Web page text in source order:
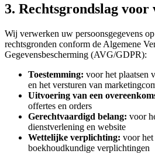
3. Rechtsgrondslag
Wij verwerken uw persoonsgegevens
rechtsgronden conform de Algemene
Gegevensbescherming (AVG/GDPR):
Toestemming: voor het plaatsen
en het versturen van
Uitvoering van een
offertes en orders
Gerechtvaardigd belang: voor
dienstverlening en website
Wettelijke verplichting: voor het
boekhoudkundige verplichtingen